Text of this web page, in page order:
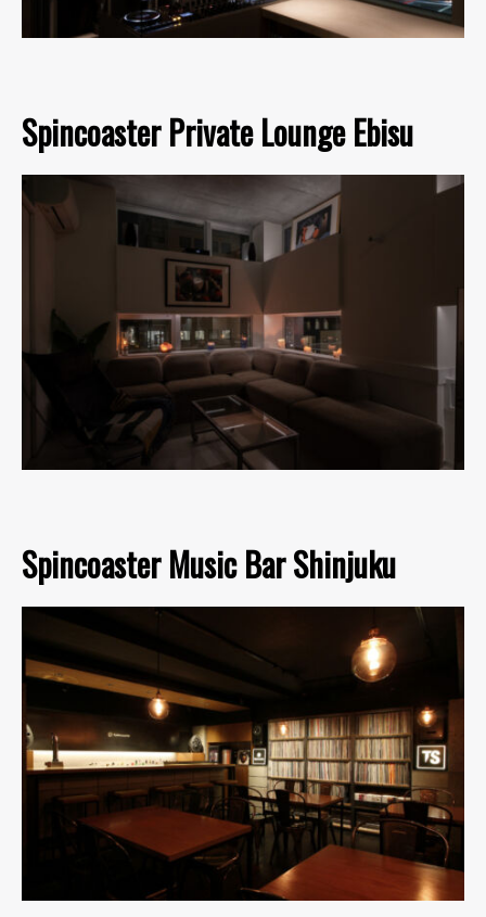
Spincoaster Private Lounge Ebisu
Spincoaster Music Bar Shinjuku